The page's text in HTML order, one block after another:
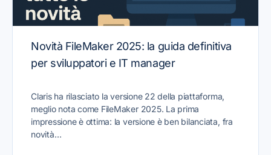
Novità FileMaker 2025: la guida definitiva
per sviluppatori e IT manager
Claris ha rilasciato la versione 22 della piattaforma,
meglio nota come FileMaker 2025. La prima
impressione è ottima: la versione è ben bilanciata, fra
novità…